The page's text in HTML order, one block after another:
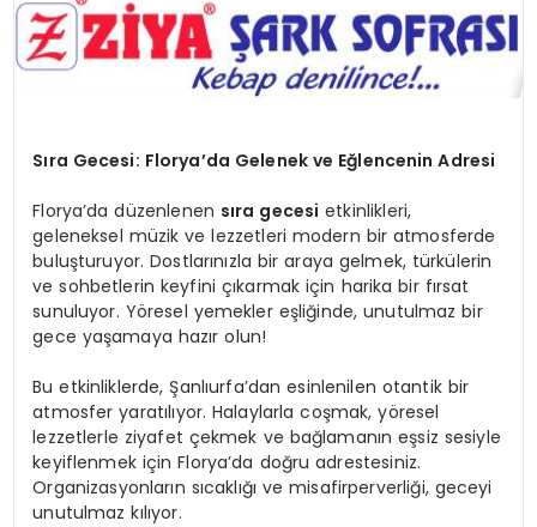
Sıra Gecesi: Florya’da Gelenek ve Eğlencenin Adresi
Florya’da düzenlenen sıra gecesi etkinlikleri,
geleneksel müzik ve lezzetleri modern bir atmosferde
buluşturuyor. Dostlarınızla bir araya gelmek, türkülerin
ve sohbetlerin keyfini çıkarmak için harika bir fırsat
sunuluyor. Yöresel yemekler eşliğinde, unutulmaz bir
gece yaşamaya hazır olun!
Bu etkinliklerde, Şanlıurfa’dan esinlenilen otantik bir
atmosfer yaratılıyor. Halaylarla coşmak, yöresel
lezzetlerle ziyafet çekmek ve bağlamanın eşsiz sesiyle
keyiflenmek için Florya’da doğru adrestesiniz.
Organizasyonların sıcaklığı ve misafirperverliği, geceyi
unutulmaz kılıyor.